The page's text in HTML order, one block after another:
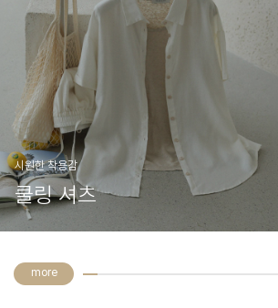
시원한 착용감
쿨링 셔츠
more